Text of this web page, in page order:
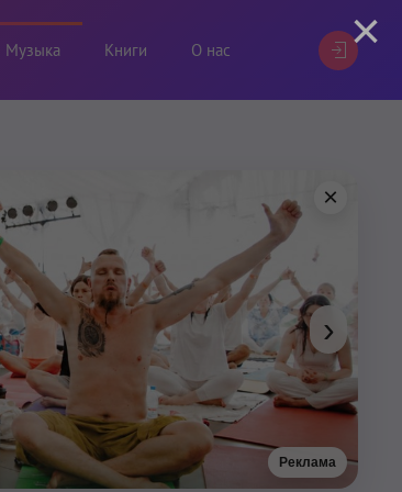
Музыка Книги О нас
Реклама
×
›
×